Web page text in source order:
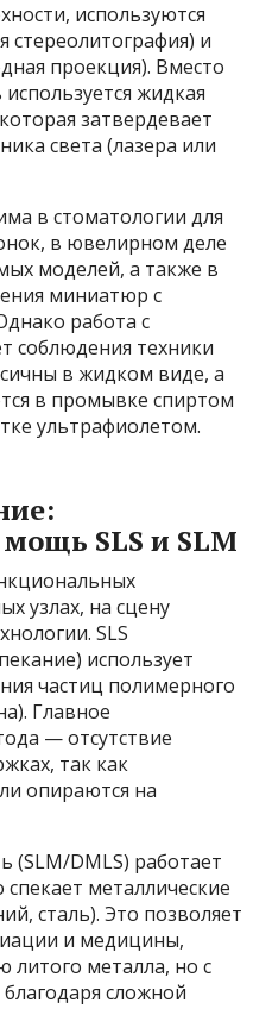
используются
стереолитография) и
проекция). Вместо
жидкая
затвердевает
света (лазера или
в стоматологии для
в ювелирном деле
моделей, а также в
миниатюр с
работа с
соблюдения техники
в жидком виде, а
в промывке спиртом
ультрафиолетом.
SLS и SLM
узлах, на сцену
SLS
использует
частиц полимерного
Главное
— отсутствие
так как
опираются на
(SLM/DMLS) работает
металлические
сталь). Это позволяет
и медицины,
металла, но с
сложной